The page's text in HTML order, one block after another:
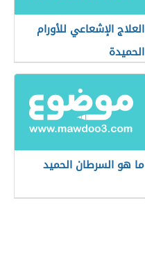
العلاج الإشعاعي للأورام
الحميدة
ما هو السرطان الحميد